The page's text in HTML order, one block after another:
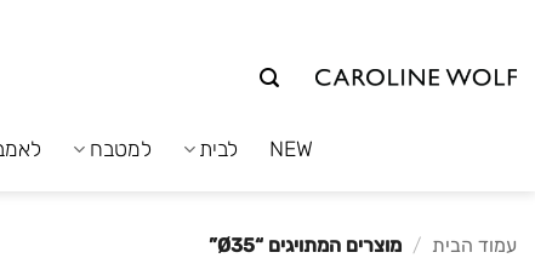
NEW לבית למטבח
עמוד הבית / מוצרים המתויגים “Ø35”